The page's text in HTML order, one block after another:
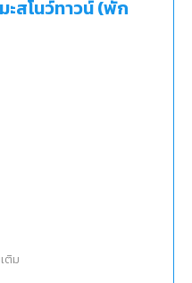
สโนว์ทาวน์ (พัก
ติม